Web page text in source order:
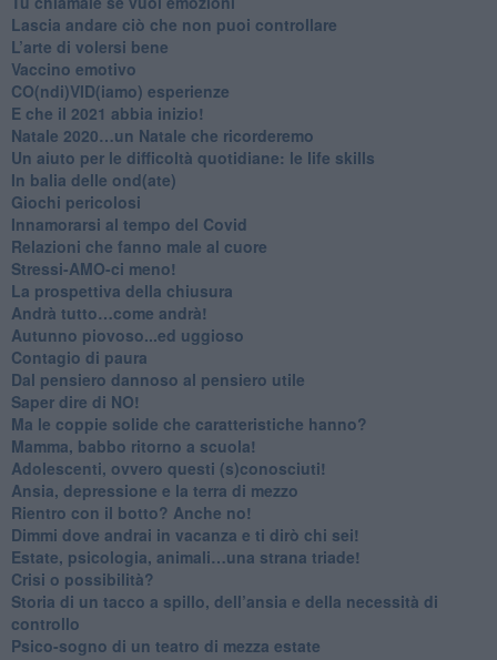
​Lascia andare ciò che non puoi controllare
L’arte di volersi bene
​Vaccino emotivo
CO(ndi)VID(iamo) esperienze
​E che il 2021 abbia inizio!
​Natale 2020…un Natale che ricorderemo
Un aiuto per le difficoltà quotidiane: le life skills
​In balia delle ond(ate)
Giochi pericolosi
Innamorarsi al tempo del Covid
​Relazioni che fanno male al cuore
​Stressi-AMO-ci meno!
​La prospettiva della chiusura
​Andrà tutto…come andrà!
Autunno piovoso...ed uggioso
​Contagio di paura
​Dal pensiero dannoso al pensiero utile
​Saper dire di NO!
​Ma le coppie solide che caratteristiche hanno?
​Mamma, babbo ritorno a scuola!
Adolescenti, ovvero questi (s)conosciuti!
Ansia, depressione e la terra di mezzo
​Rientro con il botto? Anche no!
Dimmi dove andrai in vacanza e ti dirò chi sei!
​Estate, psicologia, animali…una strana triade!
​Crisi o possibilità?
​Storia di un tacco a spillo, dell’ansia e della necessità di
controllo
​Psico-sogno di un teatro di mezza estate